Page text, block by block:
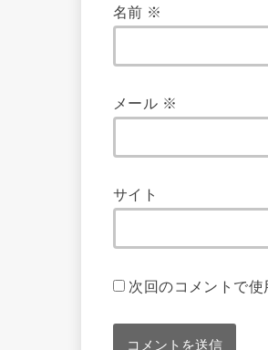
名前 ※
メール ※
サイト
次回のコメントで使